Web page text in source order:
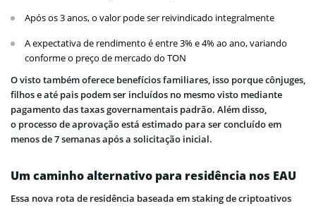
Após os 3 anos, o valor pode ser reivindicado integralmente
A expectativa de rendimento é entre 3% e 4% ao ano, variando
conforme o preço de mercado do TON
O visto também oferece benefícios familiares, isso porque cônjuges,
filhos e até pais podem ser incluídos no mesmo visto mediante
pagamento das taxas governamentais padrão. Além disso,
o processo de aprovação está estimado para ser concluído em
menos de 7 semanas após a solicitação inicial.
Um caminho alternativo para residência nos EAU
Essa nova rota de residência baseada em staking de criptoativos